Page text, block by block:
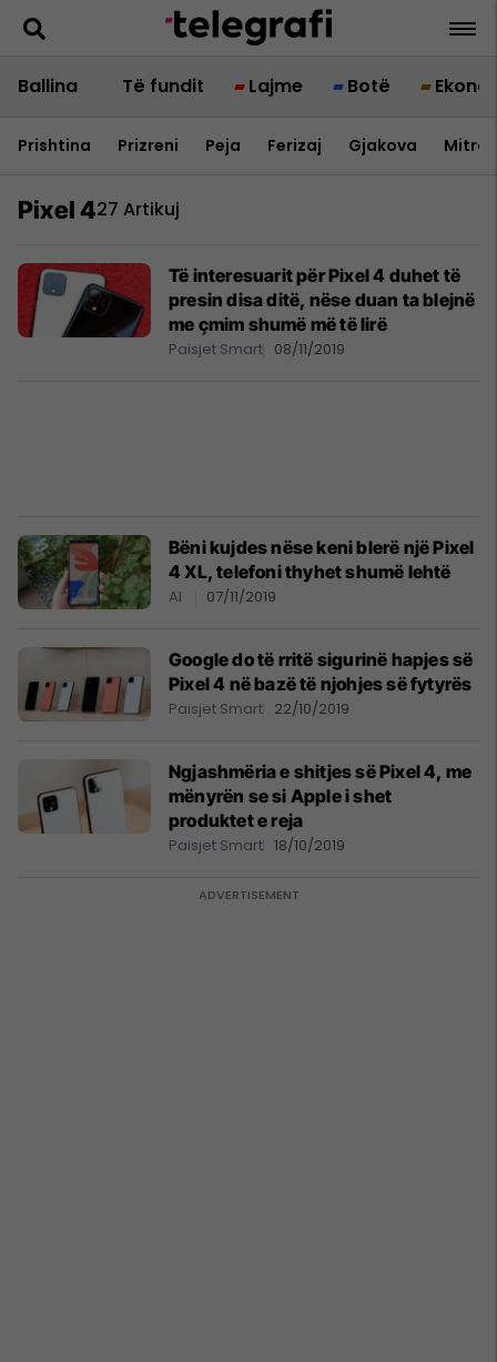
Ballina Të fundit Lajme Botë
Prishtina Prizreni Peja Ferizaj Gjakova
Pixel 427 Artikuj
Të interesuarit për Pixel 4 duhet të
presin disa ditë, nëse duan ta blejnë
me çmim shumë më të lirë
Paisjet Smart 08/11/2019
Bëni kujdes nëse keni blerë një Pixel
4 XL, telefoni thyhet shumë lehtë
AI 07/11/2019
Google do të rritë sigurinë hapjes së
Pixel 4 në bazë të njohjes së fytyrës
Paisjet Smart 22/10/2019
Ngjashmëria e shitjes së Pixel 4, me
mënyrën se si Apple i shet
produktet e reja
Paisjet Smart 18/10/2019